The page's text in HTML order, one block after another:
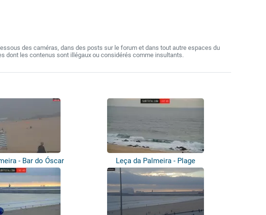
des caméras, dans des posts sur le forum et dans tout autre espaces du
dont les contenus sont illégaux ou considérés comme insultants.
- Bar do Óscar Leça da Palmeira - Plage